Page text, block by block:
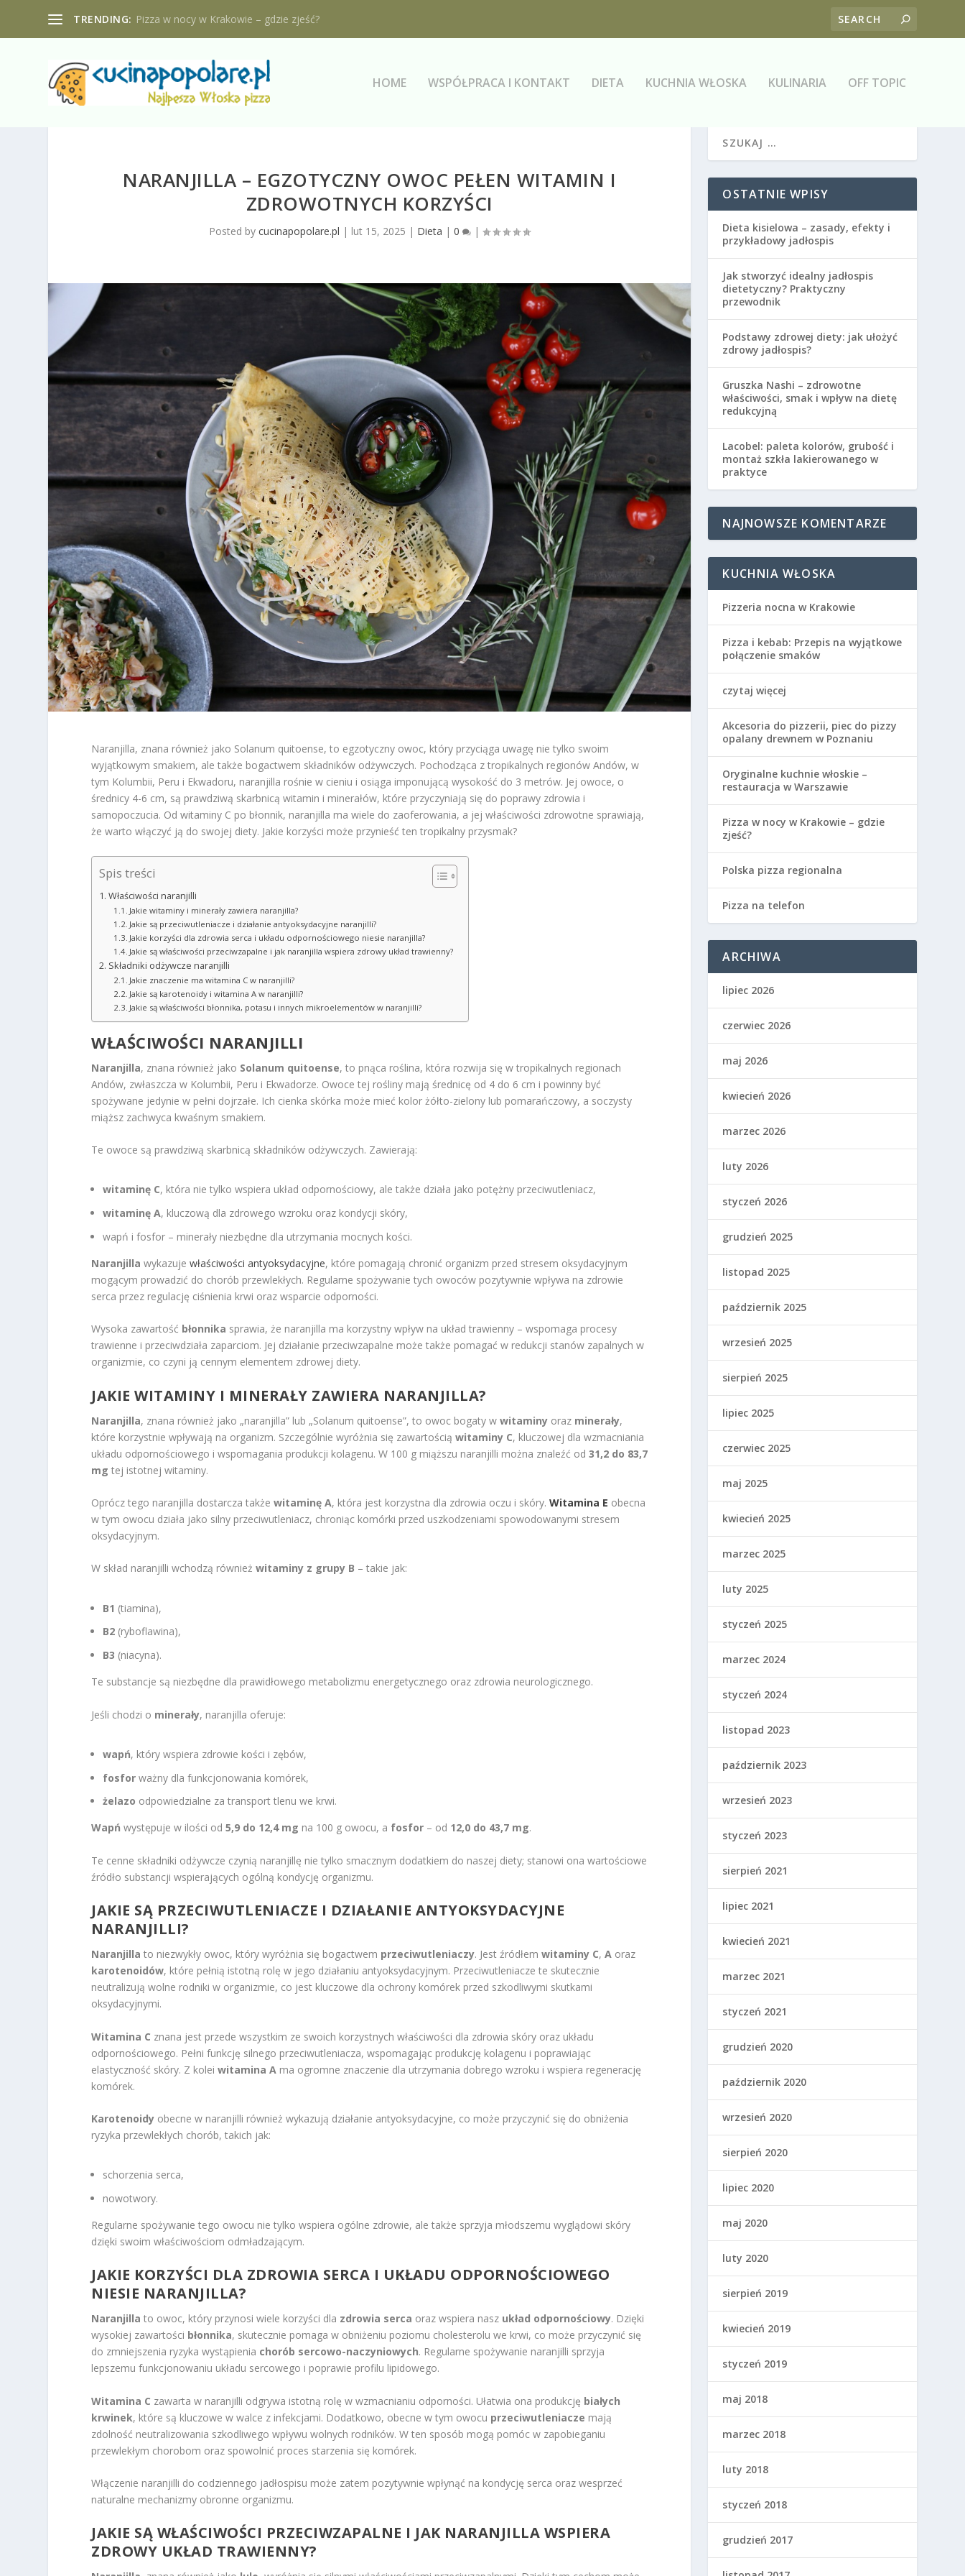
TRENDING: Pizza w nocy w Krakowie – gdzie zjeść?
HOME WSPÓŁPRACA I KONTAKT DIETA KUCHNIA WŁOSKA KULINARIA OFF TOPIC
NARANJILLA – EGZOTYCZNY OWOC PEŁEN WITAMIN I
ZDROWOTNYCH KORZYŚCI
Posted bycucinapopolare.pl | lut 15, 2025 | Dieta |0 |
Naranjilla, znana również jako Solanum quitoense, to egzotyczny owoc, który przyciąga uwagę nie tylko swoim
wyjątkowym smakiem, ale także bogactwem składników odżywczych. Pochodząca z tropikalnych regionów Andów, w
tym Kolumbii, Peru i Ekwadoru, naranjilla rośnie w cieniu i osiąga imponującą wysokość do 3 metrów. Jej owoce, o
średnicy 4-6 cm, są prawdziwą skarbnicą witamin i minerałów, które przyczyniają się do poprawy zdrowia i
samopoczucia. Od witaminy C po błonnik, naranjilla ma wiele do zaoferowania, a jej właściwości zdrowotne sprawiają,
że warto włączyć ją do swojej diety. Jakie korzyści może przynieść ten tropikalny przysmak?
Spis treści
Właściwości naranjilli
Jakie witaminy i minerały zawiera naranjilla?
Jakie są przeciwutleniacze i działanie antyoksydacyjne naranjilli?
Jakie korzyści dla zdrowia serca i układu odpornościowego niesie naranjilla?
Jakie są właściwości przeciwzapalne i jak naranjilla wspiera zdrowy układ trawienny?
Składniki odżywcze naranjilli
Jakie znaczenie ma witamina C w naranjilli?
Jakie są karotenoidy i witamina A w naranjilli?
Jakie są właściwości błonnika, potasu i innych mikroelementów w naranjilli?
WŁAŚCIWOŚCI NARANJILLI
Naranjilla, znana również jako Solanum quitoense, to pnąca roślina, która rozwija się w tropikalnych regionach
Andów, zwłaszcza w Kolumbii, Peru i Ekwadorze. Owoce tej rośliny mają średnicę od 4 do 6 cm i powinny być
spożywane jedynie w pełni dojrzałe. Ich cienka skórka może mieć kolor żółto-zielony lub pomarańczowy, a soczysty
miąższ zachwyca kwaśnym smakiem.
Te owoce są prawdziwą skarbnicą składników odżywczych. Zawierają:
witaminę C, która nie tylko wspiera układ odpornościowy, ale także działa jako potężny przeciwutleniacz,
witaminę A, kluczową dla zdrowego wzroku oraz kondycji skóry,
wapń i fosfor – minerały niezbędne dla utrzymania mocnych kości.
Naranjilla wykazujewłaściwości antyoksydacyjne, które pomagają chronić organizm przed stresem oksydacyjnym
mogącym prowadzić do chorób przewlekłych. Regularne spożywanie tych owoców pozytywnie wpływa na zdrowie
serca przez regulację ciśnienia krwi oraz wsparcie odporności.
Wysoka zawartość błonnika sprawia, że naranjilla ma korzystny wpływ na układ trawienny – wspomaga procesy
trawienne i przeciwdziała zaparciom. Jej działanie przeciwzapalne może także pomagać w redukcji stanów zapalnych w
organizmie, co czyni ją cennym elementem zdrowej diety.
JAKIE WITAMINY I MINERAŁY ZAWIERA NARANJILLA?
Naranjilla, znana również jako „naranjilla” lub „Solanum quitoense”, to owoc bogaty wwitaminy oraz minerały,
które korzystnie wpływają na organizm. Szczególnie wyróżnia się zawartościąwitaminy C, kluczowej dla wzmacniania
układu odpornościowego i wspomagania produkcji kolagenu. W 100 g miąższu naranjilli można znaleźć od31,2 do 83,7
mg tej istotnej witaminy.
Oprócz tego naranjilla dostarcza takżewitaminę A, która jest korzystna dla zdrowia oczu i skóry.Witamina E obecna
w tym owocu działa jako silny przeciwutleniacz, chroniąc komórki przed uszkodzeniami spowodowanymi stresem
oksydacyjnym.
W skład naranjilli wchodzą równieżwitaminy z grupy B – takie jak:
B1 (tiamina),
B2 (ryboflawina),
B3 (niacyna).
Te substancje są niezbędne dla prawidłowego metabolizmu energetycznego oraz zdrowia neurologicznego.
Jeśli chodzi o minerały, naranjilla oferuje:
wapń, który wspiera zdrowie kości i zębów,
fosfor ważny dla funkcjonowania komórek,
żelazo odpowiedzialne za transport tlenu we krwi.
Wapń występuje w ilości od5,9 do 12,4 mg na 100 g owocu, a fosfor – od 12,0 do 43,7 mg.
Te cenne składniki odżywcze czynią naranjillę nie tylko smacznym dodatkiem do naszej diety; stanowi ona wartościowe
źródło substancji wspierających ogólną kondycję organizmu.
JAKIE SĄ PRZECIWUTLENIACZE I DZIAŁANIE ANTYOKSYDACYJNE
NARANJILLI?
Naranjilla to niezwykły owoc, który wyróżnia się bogactwem przeciwutleniaczy. Jest źródłemwitaminy C,A oraz
karotenoidów, które pełnią istotną rolę w jego działaniu antyoksydacyjnym. Przeciwutleniacze te skutecznie
neutralizują wolne rodniki w organizmie, co jest kluczowe dla ochrony komórek przed szkodliwymi skutkami
oksydacyjnymi.
Witamina C znana jest przede wszystkim ze swoich korzystnych właściwości dla zdrowia skóry oraz układu
odpornościowego. Pełni funkcję silnego przeciwutleniacza, wspomagając produkcję kolagenu i poprawiając
elastyczność skóry. Z koleiwitamina A ma ogromne znaczenie dla utrzymania dobrego wzroku i wspiera regenerację
komórek.
Karotenoidy obecne w naranjilli również wykazują działanie antyoksydacyjne, co może przyczynić się do obniżenia
ryzyka przewlekłych chorób, takich jak:
schorzenia serca,
nowotwory.
Regularne spożywanie tego owocu nie tylko wspiera ogólne zdrowie, ale także sprzyja młodszemu wyglądowi skóry
dzięki swoim właściwościom odmładzającym.
JAKIE KORZYŚCI DLA ZDROWIA SERCA I UKŁADU ODPORNOŚCIOWEGO
NIESIE NARANJILLA?
Naranjilla to owoc, który przynosi wiele korzyści dla zdrowia serca oraz wspiera nasz układ odpornościowy. Dzięki
wysokiej zawartości błonnika, skutecznie pomaga w obniżeniu poziomu cholesterolu we krwi, co może przyczynić się
do zmniejszenia ryzyka wystąpienia chorób sercowo-naczyniowych. Regularne spożywanie naranjilli sprzyja
lepszemu funkcjonowaniu układu sercowego i poprawie profilu lipidowego.
Witamina C zawarta w naranjilli odgrywa istotną rolę w wzmacnianiu odporności. Ułatwia ona produkcję białych
krwinek, które są kluczowe w walce z infekcjami. Dodatkowo, obecne w tym owocu przeciwutleniacze mają
zdolność neutralizowania szkodliwego wpływu wolnych rodników. W ten sposób mogą pomóc w zapobieganiu
przewlekłym chorobom oraz spowolnić proces starzenia się komórek.
Włączenie naranjilli do codziennego jadłospisu może zatem pozytywnie wpłynąć na kondycję serca oraz wesprzeć
naturalne mechanizmy obronne organizmu.
JAKIE SĄ WŁAŚCIWOŚCI PRZECIWZAPALNE I JAK NARANJILLA WSPIERA
ZDROWY UKŁAD TRAWIENNY?
OSTATNIE WPISY
Dieta kisielowa – zasady, efekty i
przykładowy jadłospis
Jak stworzyć idealny jadłospis
dietetyczny? Praktyczny
przewodnik
Podstawy zdrowej diety: jak ułożyć
zdrowy jadłospis?
Gruszka Nashi – zdrowotne
właściwości, smak i wpływ na dietę
redukcyjną
Lacobel: paleta kolorów, grubość i
montaż szkła lakierowanego w
praktyce
NAJNOWSZE KOMENTARZE
KUCHNIA WŁOSKA
Pizzeria nocna w Krakowie
Pizza i kebab: Przepis na wyjątkowe
połączenie smaków
czytaj więcej
Akcesoria do pizzerii, piec do pizzy
opalany drewnem w Poznaniu
Oryginalne kuchnie włoskie –
restauracja w Warszawie
Pizza w nocy w Krakowie – gdzie
zjeść?
Polska pizza regionalna
Pizza na telefon
ARCHIWA
lipiec 2026
czerwiec 2026
maj 2026
kwiecień 2026
marzec 2026
luty 2026
styczeń 2026
grudzień 2025
listopad 2025
październik 2025
wrzesień 2025
sierpień 2025
lipiec 2025
czerwiec 2025
maj 2025
kwiecień 2025
marzec 2025
luty 2025
styczeń 2025
marzec 2024
styczeń 2024
listopad 2023
październik 2023
wrzesień 2023
styczeń 2023
sierpień 2021
lipiec 2021
kwiecień 2021
marzec 2021
styczeń 2021
grudzień 2020
październik 2020
wrzesień 2020
sierpień 2020
lipiec 2020
maj 2020
luty 2020
sierpień 2019
kwiecień 2019
styczeń 2019
maj 2018
marzec 2018
luty 2018
styczeń 2018
grudzień 2017